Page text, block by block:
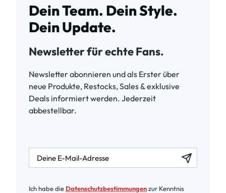
Dein Team. Dein Style.
Dein Update.
Newsletter für echte Fans.
Newsletter abonnieren und als Erster über
neue Produkte, Restocks, Sales & exklusive
Deals informiert werden. Jederzeit
abbestellbar.
newsletter.labelEmail
Ich habe die Datenschutzbestimmungenzur Kenntnis